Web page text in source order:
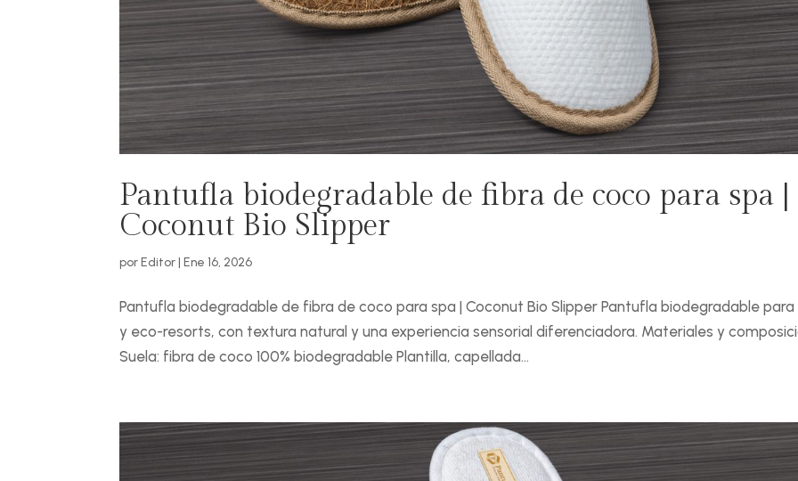
Pantufla biodegradable de fibra de coco para spa |
Coconut Bio Slipper
porEditor|Ene 16, 2026
Pantufla biodegradable de fibra de coco para spa | Coconut Bio Slipper Pantufla biodegradable para
y eco-resorts, con textura natural y una experiencia sensorial diferenciadora. Materiales y
Suela: fibra de coco 100% biodegradable Plantilla, capellada...